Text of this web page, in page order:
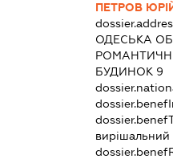
ПЕТРОВ
ОДЕСЬКА
БУДИНОК 9
вирішальний